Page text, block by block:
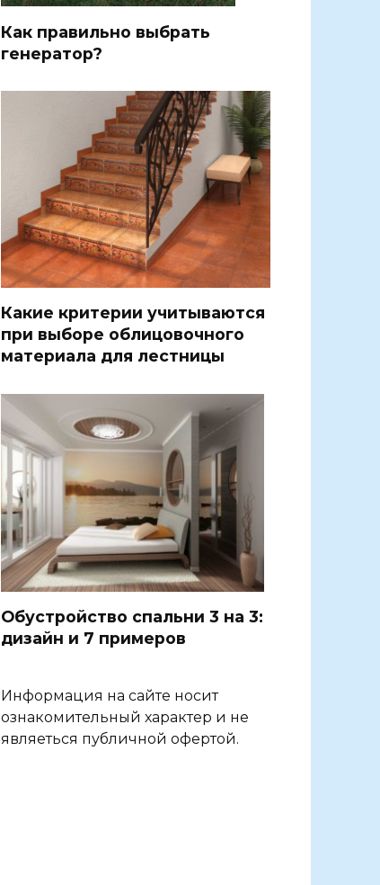
Как правильно выбрать
генератор?
Какие критерии учитываются
при выборе облицовочного
материала для лестницы
Обустройство спальни 3 на 3:
дизайн и 7 примеров
Информация на сайте носит
ознакомительный характер и не
являеться публичной офертой.